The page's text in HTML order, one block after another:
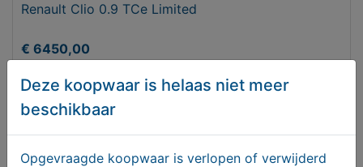
Renault Clio 0.9 TCe Limited
€ 6450,00
Deze koopwaar is helaas niet meer
beschikbaar
Opgevraagde koopwaar is verlopen of verwijderd